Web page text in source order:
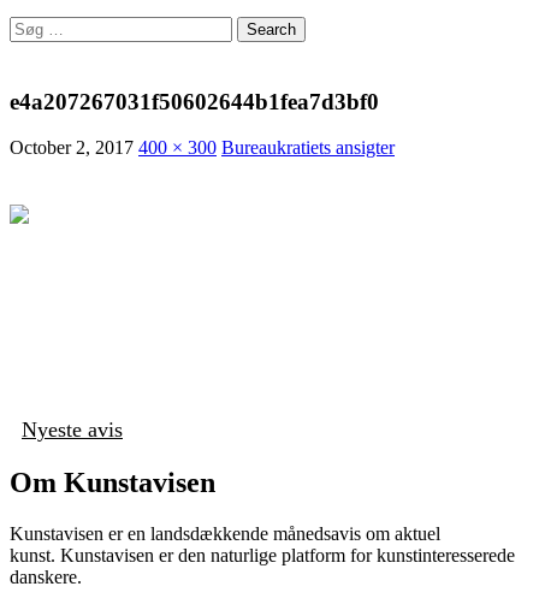
Search
for:
e4a207267031f50602644b1fea7d3bf0
October 2, 2017 400 × 300 Bureaukratiets ansigter
Nyeste avis
Om Kunstavisen
Kunstavisen er en landsdækkende månedsavis om aktuel
kunst. Kunstavisen er den naturlige platform for kunstinteresserede
danskere.